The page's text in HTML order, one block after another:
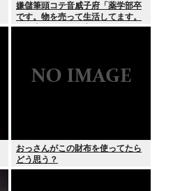
嫌儲筆頭コテ音威子府「薬学部卒
です。物を売って生活してます。
何を売ってるかは言えません」
おっさんがこの財布を使ってたら
どう思う？